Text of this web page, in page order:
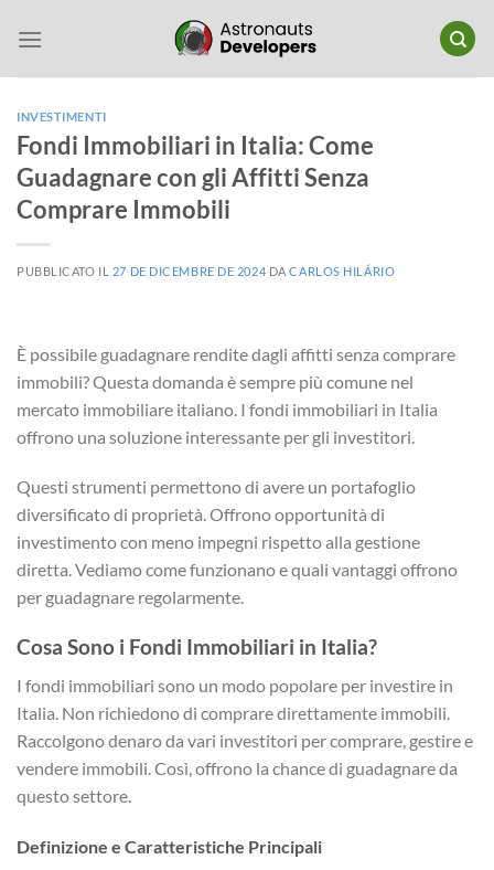
INVESTIMENTI
Fondi Immobiliari in Italia: Come
Guadagnare con gli Affitti Senza
Comprare Immobili
PUBBLICATO IL 27 DE DICEMBRE DE 2024 DACARLOS HILÁRIO
È possibile guadagnare rendite dagli affitti senza comprare
immobili? Questa domanda è sempre più comune nel
mercato immobiliare italiano. I fondi immobiliari in Italia
offrono una soluzione interessante per gli investitori.
Questi strumenti permettono di avere un portafoglio
diversificato di proprietà. Offrono opportunità di
investimento con meno impegni rispetto alla gestione
diretta. Vediamo come funzionano e quali vantaggi offrono
per guadagnare regolarmente.
Cosa Sono i Fondi Immobiliari in Italia?
I fondi immobiliari sono un modo popolare per investire in
Italia. Non richiedono di comprare direttamente immobili.
Raccolgono denaro da vari investitori per comprare, gestire e
vendere immobili. Così, offrono la chance di guadagnare da
questo settore.
Definizione e Caratteristiche Principali